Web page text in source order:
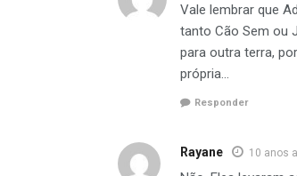
Vale lembrar que
tanto Cão Sem ou
para outra terra,
própria…
Responder
Rayane 10 anos